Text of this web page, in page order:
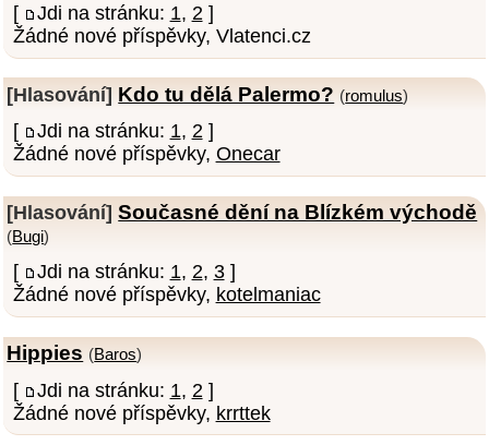
[ Jdi na stránku: 1, 2 ]
Žádné nové příspěvky, Vlatenci.cz
[Hlasování] Kdo tu dělá Palermo? (romulus)
[ Jdi na stránku: 1, 2]
Žádné nové příspěvky, Onecar
[Hlasování] Současné dění na Blízkém východě
(Bugi)
[ Jdi na stránku: 1, 2, 3]
Žádné nové příspěvky, kotelmaniac
Hippies (Baros)
[ Jdi na stránku: 1, 2 ]
Žádné nové příspěvky, krrttek